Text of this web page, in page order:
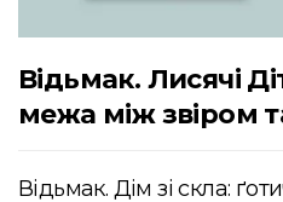
Відьмак. Лисячі
межа між звіром
Відьмак. Дім зі скла: